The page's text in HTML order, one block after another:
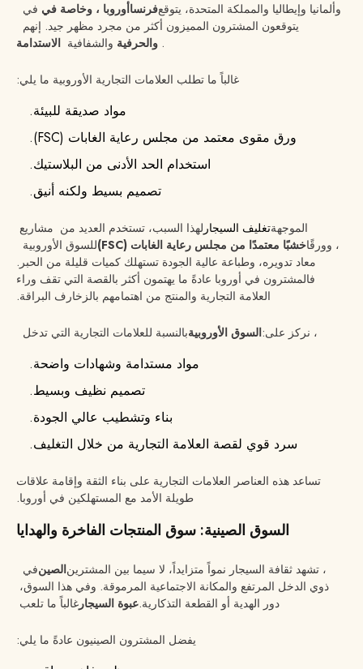
في أوروبا ، وخاصة فيفرنساوألمانيا وإيطاليا والمملكة المتحدة، يتوقع
المشترون المميزون أكثر من مجرد مظهر جيد. إنهم يتوقعون
الاستدامة والشفافية والحرفية .
غالباً ما تطلب العلامات التجارية الأوروبية ما يلي:
مواد صديقة للبيئة.
ورق مقوى معتمد من مجلس رعاية الغابات (FSC).
استخدام الحد الأدنى من البلاستيك.
تصميم بسيط ولكنه أنيق.
لهذا السبب، تستخدم العديد من مشاريع تغليف السيجارالموجهة
للسوق الأوروبية
خشبًا معتمدًا من مجلس رعاية الغابات (FSC)، وورقًا
معاد تدويره، وطباعة عالية الجودة تستهلك كميات قليلة من الحبر.
فالمشترون في أوروبا عادةً ما يهتمون أكثر بالقصة التي تقف وراء
العلامة التجارية والمنتج من اهتمامهم بالزخارف البراقة.
بالنسبة للعلامات التجارية التي تدخلالسوق الأوروبية، نركز على:
مواد مستدامة وشهادات واضحة.
تصميم نظيف وبسيط.
بناء وتشطيب عالي الجودة.
سرد قوي لقصة العلامة التجارية من خلال التغليف.
تساعد هذه العناصر العلامات التجارية على بناء الثقة وإقامة علاقات
طويلة الأمد مع المستهلكين في أوروبا.
السوق الصينية: سوق المنتجات الفاخرة والهدايا
فيالصين، تشهد ثقافة السيجار نمواً متزايداً، لا سيما بين المشترين
ذوي الدخل المرتفع والمكانة الاجتماعية المرموقة. وفي هذا السوق،
غالباً ما تلعبعبوة السيجاردور الهدية أو القطعة التذكارية.
يفضل المشترون الصينيون عادةً ما يلي: